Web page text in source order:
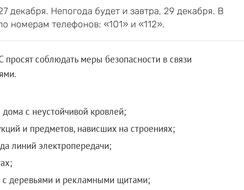
декабря. Непогода будет и завтра, 29 декабря. В
номерам телефонов: «101» и «112».
соблюдать меры безопасности в связи
с неустойчивой кровлей;
и предметов, нависших на строениях;
линий электропередачи;
деревьями и рекламными щитами;